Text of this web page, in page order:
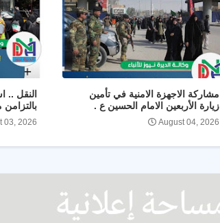
مشاركة الاجهزة الامنية في تأمين
زيارة الأربعين الامام الحسين ع .
August 04, 2026
النقل ..
03, 2026